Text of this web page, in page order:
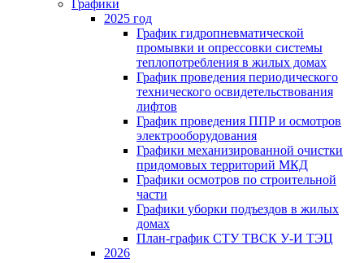
Графики
2025 год
График гидропневматической
промывки и опрессовки системы
теплопотребления в жилых домах
График проведения периодического
технического освидетельствования
лифтов
График проведения ППР и осмотров
электрооборудования
Графики механизированной очистки
придомовых территорий МКД
Графики осмотров по строительной
части
Графики уборки подъездов в жилых
домах
План-график СТУ ТВСК У-И ТЭЦ
2026